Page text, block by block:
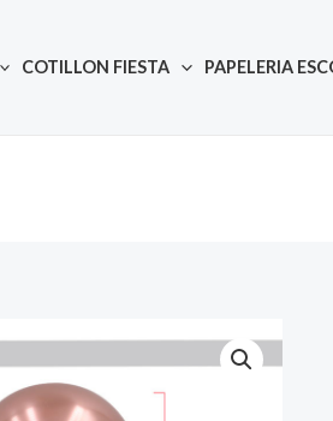
COTILLON FIESTA PAPELERIA